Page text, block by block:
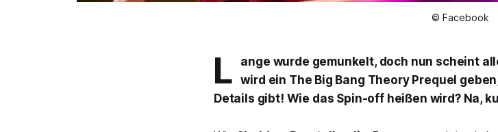
© Facebook
L
ange wurde gemunkelt, doch nun scheint
wird ein The Big Bang Theory Prequel
Details gibt! Wie das Spin-off heißen wird? Na,